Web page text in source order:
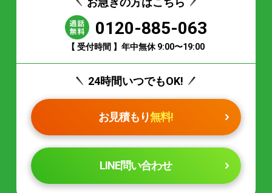
0120-885-063
【 受付時間 】年中無休 9:00〜19:00
24時間いつでもOK!
お見積もり無料!
LINE問い合わせ